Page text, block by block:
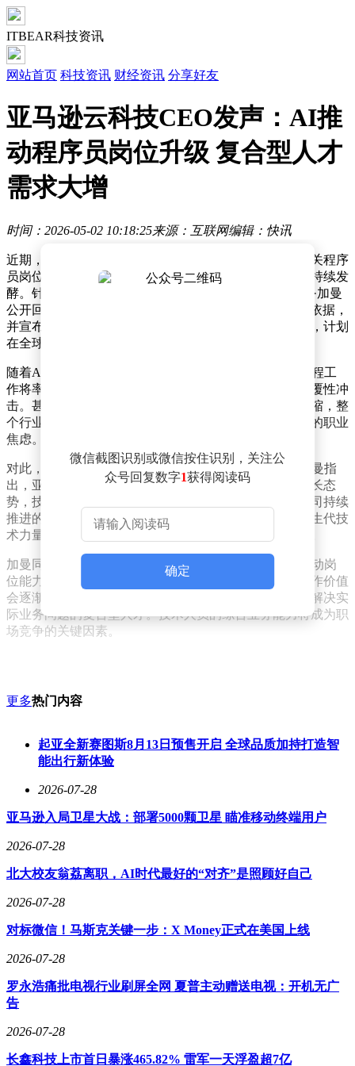
ITBEAR科技资讯
网站首页 科技资讯 财经资讯 分享好友
亚马逊云科技CEO发声：AI推
动程序员岗位升级 复合型人才
需求大增
时间：2026-05-02 10:18:25来源：互联网编辑：快讯
近期，人工智能编程工具的迭代速度引发广泛关注，有关程序
员岗位将被取代、技术从业者面临失业潮的讨论在业界持续发
酵。针对这一现象，亚马逊云科技AWS首席执行官马特·加曼
公开回应称，所谓“AI导致大规模技术失业”的论调缺乏依据，
并宣布亚马逊将于2026年进一步扩大技术人才招聘规模，计划
在全球范围内招募1.1万名软件工程实习生。
随着AI代码生成技术的成熟，部分行业机构预测基础编程工
作将率先被人工智能替代，软件工程师职业可能遭遇颠覆性冲
击。甚至有知名人士断言，程序员岗位将在未来逐步萎缩，整
个行业将迎来结构性变革。这些观点加剧了技术从业者的职业
焦虑。
对此，AWS高管明确反对“技术替代论”的极端观点。加曼指
出，亚马逊近年来软件开发人员的招聘数量始终保持增长态
势，技术人才需求不仅未减少，反而呈现上升趋势。公司持续
推进的实习招聘计划与往年规模相当，旨在通过吸纳新生代技
术力量，为云服务和人工智能业务的发展储备核心人才。
加曼同时承认，AI技术虽不会直接淘汰程序员，但将推动岗
位能力要求的转型。未来，单纯从事基础代码编写的工作价值
会逐渐下降，企业更看重具备系统架构设计能力、能够解决实
际业务问题的复合型人才。技术人员的综合业务能力将成为职
场竞争的关键因素。
微信截图识别或微信按住识别，关注公
众号回复数字1获得阅读码
确定
更多热门内容
起亚全新赛图斯8月13日预售开启 全球品质加持打造智
能出行新体验
2026-07-28
亚马逊入局卫星大战：部署5000颗卫星 瞄准移动终端用户
2026-07-28
北大校友翁荔离职，AI时代最好的“对齐”是照顾好自己
2026-07-28
对标微信！马斯克关键一步：X Money正式在美国上线
2026-07-28
罗永浩痛批电视行业刷屏全网 夏普主动赠送电视：开机无广
告
2026-07-28
长鑫科技上市首日暴涨465.82% 雷军一天浮盈超7亿